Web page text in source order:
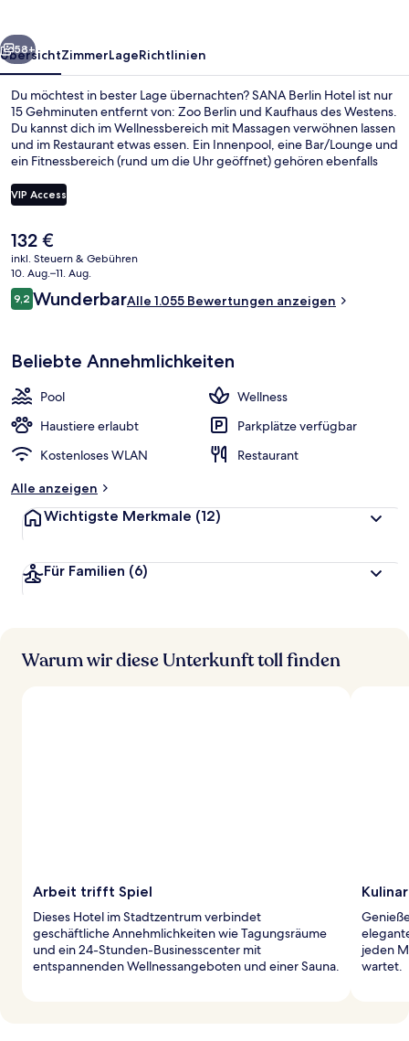
Weiter
58+
ÜbersichtZimmerLageRichtlinien
Du möchtest in bester Lage übernachten? SANA Berlin Hotel ist nur
15 Gehminuten entfernt von: Zoo Berlin und Kaufhaus des Westens.
Du kannst dich im Wellnessbereich mit Massagen verwöhnen lassen
und im Restaurant etwas essen. Ein Innenpool, eine Bar/Lounge und
ein Fitnessbereich (rund um die Uhr geöffnet) gehören ebenfalls
Zustand erhalten tolle Bewertungen von anderen Reisenden. Die
Unterkunft ist nur einen kurzen Fußmarsch von den öffentlichen
Bahnhof Augsburger Straße) bzw. 4 Minuten (U-Bahnhof
Spichernstraße).
VIP Access
Der
aktuelle
Preis
beträgt
132 €.
132 €
inkl. Steuern & Gebühren
10. Aug.–11. Aug.
Bewertungen
9,29,2 von 10.
WunderbarAlle 1.055 Bewertungen anzeigen
Beliebte Annehmlichkeiten
Pool
Wellness
Haustiere erlaubt
Parkplätze verfügbar
Kostenloses WLAN
Restaurant
Alle anzeigen
Wichtigste Merkmale (12)
Für Familien (6)
Warum wir diese Unterkunft toll finden
Arbeit trifft Spiel
Dieses Hotel im Stadtzentrum verbindet
geschäftliche Annehmlichkeiten wie Tagungsräume
und ein 24-Stunden-Businesscenter mit
entspannenden Wellnessangeboten und einer Sauna.
jeden
wartet.